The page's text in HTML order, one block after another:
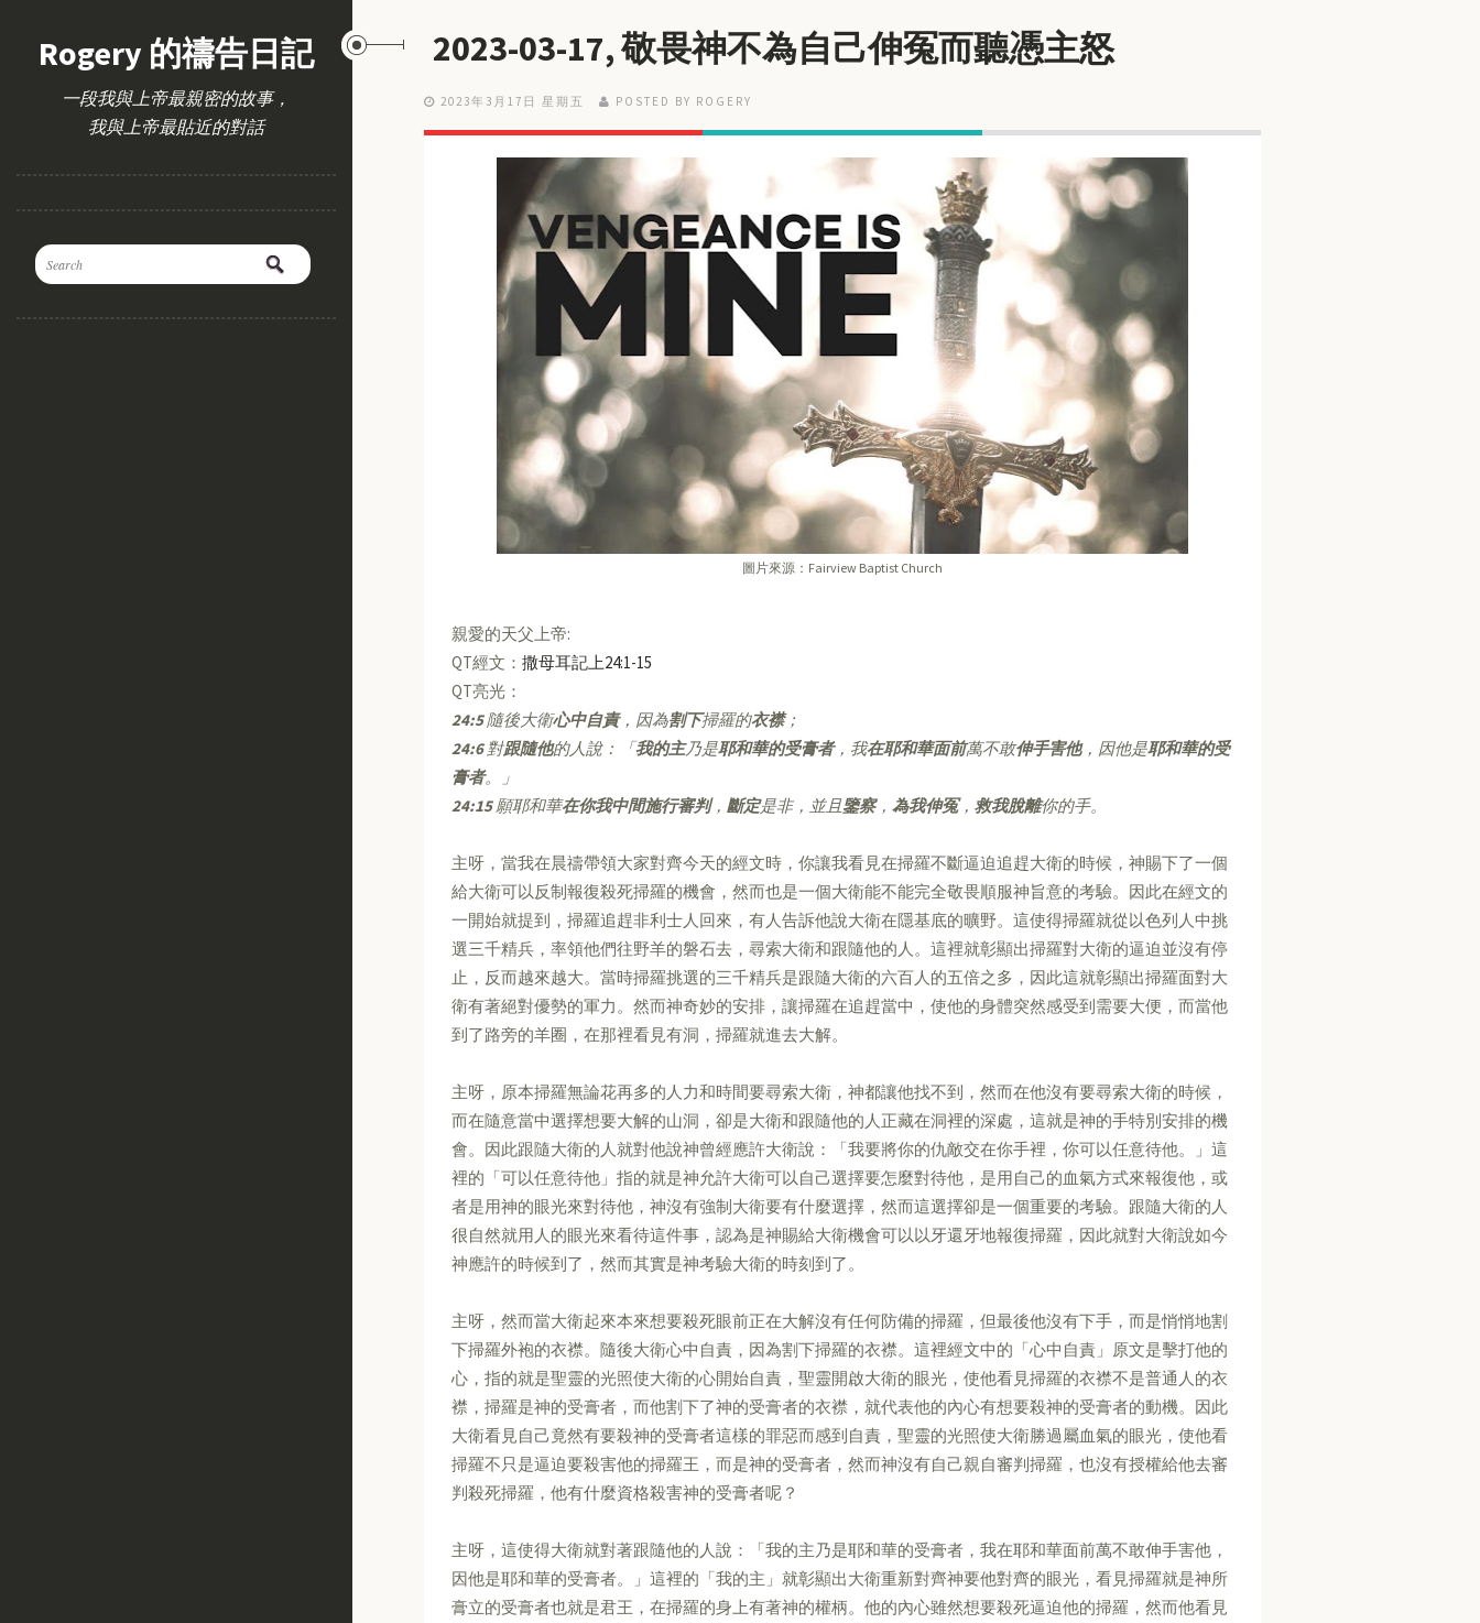
Rogery 的禱告日記
一段我與上帝最親密的故事，
我與上帝最貼近的對話
2023-03-17, 敬畏神不為自己伸冤而聽憑主怒
2023年3月17日 星期五 POSTED BY ROGERY
圖片來源：Fairview Baptist Church
親愛的天父上帝:
QT經文： 撒母耳記上24:1-15
QT亮光：
24:5隨後大衛心中自責，因為割下掃羅的衣襟；
24:6對跟隨他的人說：「我的主乃是耶和華的受膏者，我在耶和華面前萬不敢伸手害他，因他是耶和華的受
膏者。」
24:15願耶和華在你我中間施行審判， 斷定是非，並且鑒察， 為我伸冤， 救我脫離你的手。
主呀，當我在晨禱帶領大家對齊今天的經文時，你讓我看見在掃羅不斷逼迫追趕大衛的時候，神賜下了一個
給大衛可以反制報復殺死掃羅的機會，然而也是一個大衛能不能完全敬畏順服神旨意的考驗。因此在經文的
一開始就提到，掃羅追趕非利士人回來，有人告訴他說大衛在隱基底的曠野。這使得掃羅就從以色列人中挑
選三千精兵，率領他們往野羊的磐石去，尋索大衛和跟隨他的人。這裡就彰顯出掃羅對大衛的逼迫並沒有停
止，反而越來越大。當時掃羅挑選的三千精兵是跟隨大衛的六百人的五倍之多，因此這就彰顯出掃羅面對大
衛有著絕對優勢的軍力。然而神奇妙的安排，讓掃羅在追趕當中，使他的身體突然感受到需要大便，而當他
到了路旁的羊圈，在那裡看見有洞，掃羅就進去大解。
主呀，原本掃羅無論花再多的人力和時間要尋索大衛，神都讓他找不到，然而在他沒有要尋索大衛的時候，
而在隨意當中選擇想要大解的山洞，卻是大衛和跟隨他的人正藏在洞裡的深處，這就是神的手特別安排的機
會。因此跟隨大衛的人就對他說神曾經應許大衛說：「我要將你的仇敵交在你手裡，你可以任意待他。」這
裡的「可以任意待他」指的就是神允許大衛可以自己選擇要怎麼對待他，是用自己的血氣方式來報復他，或
者是用神的眼光來對待他，神沒有強制大衛要有什麼選擇，然而這選擇卻是一個重要的考驗。跟隨大衛的人
很自然就用人的眼光來看待這件事，認為是神賜給大衛機會可以以牙還牙地報復掃羅，因此就對大衛說如今
神應許的時候到了，然而其實是神考驗大衛的時刻到了。
主呀，然而當大衛起來本來想要殺死眼前正在大解沒有任何防備的掃羅，但最後他沒有下手，而是悄悄地割
下掃羅外袍的衣襟。隨後大衛心中自責，因為割下掃羅的衣襟。這裡經文中的「心中自責」原文是擊打他的
心，指的就是聖靈的光照使大衛的心開始自責，聖靈開啟大衛的眼光，使他看見掃羅的衣襟不是普通人的衣
襟，掃羅是神的受膏者，而他割下了神的受膏者的衣襟，就代表他的內心有想要殺神的受膏者的動機。因此
大衛看見自己竟然有要殺神的受膏者這樣的罪惡而感到自責，聖靈的光照使大衛勝過屬血氣的眼光，使他看
掃羅不只是逼迫要殺害他的掃羅王，而是神的受膏者，然而神沒有自己親自審判掃羅，也沒有授權給他去審
判殺死掃羅，他有什麼資格殺害神的受膏者呢？
主呀，這使得大衛就對著跟隨他的人說：「我的主乃是耶和華的受膏者，我在耶和華面前萬不敢伸手害他，
因他是耶和華的受膏者。」這裡的「我的主」就彰顯出大衛重新對齊神要他對齊的眼光，看見掃羅就是神所
膏立的受膏者也就是君王，在掃羅的身上有著神的權柄。他的內心雖然想要殺死逼迫他的掃羅，然而他看見